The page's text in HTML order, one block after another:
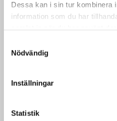
Dessa kan i sin tur kombinera
information som du har
samlat in när du har använt
Nödvändig
Inställningar
Statistik
hör vi av oss så fort vi
Johan Olandere-post
2953811
Mattias Högberg
2953810